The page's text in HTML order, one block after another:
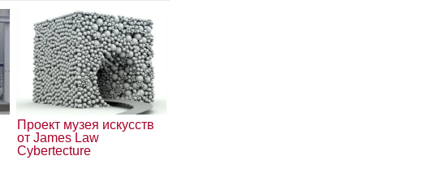
Проект музея искусств
от James Law
Cybertecture